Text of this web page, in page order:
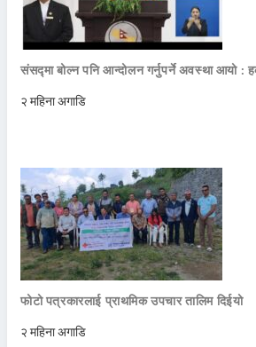
संसद्मा बोल्न पनि आन्दोलन गर्नुपर्ने अवस्था आयो :
२ महिना अगाडि
फोटो पत्रकारलाई प्राथमिक उपचार तालिम दिईयो
२ महिना अगाडि